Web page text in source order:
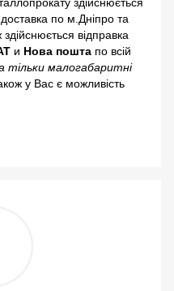
по м.Дніпро та
відправка
и Нова пошта по всій
малогабаритні
у Вас є можливість